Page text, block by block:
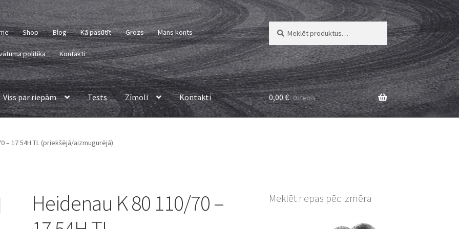
Shop Blog Kā pasūtīt Grozs Mans konts
politika Kontakti
Meklēt:
Meklēt
Viss par riepām Tests Zīmoli Kontakti 0,00€ 0 items
– 17 54H TL (priekšējā/aizmugurējā)
Heidenau K 80 110/70 –
Meklēt riepas pēc izmēra